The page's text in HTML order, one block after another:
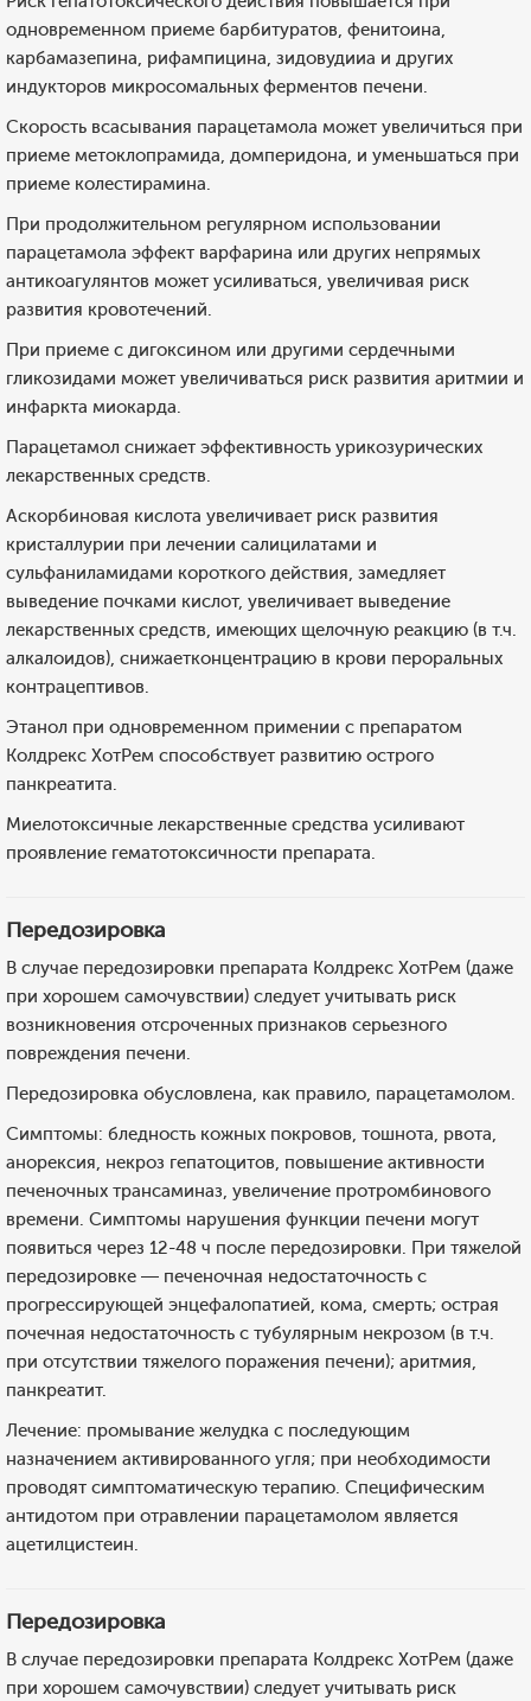
одновременном приеме барбитуратов, фенитоина,
карбамазепина, рифампицина, зидовудииа и других
индукторов микросомальных ферментов печени.
Скорость всасывания парацетамола может увеличиться при
приеме метоклопрамида, домперидона, и уменьшаться при
приеме колестирамина.
При продолжительном регулярном использовании
парацетамола эффект варфарина или других непрямых
антикоагулянтов может усиливаться, увеличивая риск
развития кровотечений.
При приеме с дигоксином или другими сердечными
гликозидами может увеличиваться риск развития аритмии и
инфаркта миокарда.
Парацетамол снижает эффективность урикозурических
лекарственных средств.
Аскорбиновая кислота увеличивает риск развития
кристаллурии при лечении салицилатами и
сульфаниламидами короткого действия, замедляет
выведение почками кислот, увеличивает выведение
лекарственных средств, имеющих щелочную реакцию (в т.ч.
алкалоидов), снижаетконцентрацию в крови пероральных
контрацептивов.
Этанол при одновременном примении с препаратом
Колдрекс ХотРем способствует развитию острого
панкреатита.
Миелотоксичные лекарственные средства усиливают
проявление гематотоксичности препарата.
Передозировка
В случае передозировки препарата Колдрекс ХотРем (даже
при хорошем самочувствии) следует учитывать риск
возникновения отсроченных признаков серьезного
повреждения печени.
Передозировка обусловлена, как правило, парацетамолом.
Симптомы: бледность кожных покровов, тошнота, рвота,
анорексия, некроз гепатоцитов, повышение активности
печеночных трансаминаз, увеличение протромбинового
времени. Симптомы нарушения функции печени могут
появиться через 12-48 ч после передозировки. При тяжелой
передозировке — печеночная недостаточность с
прогрессирующей энцефалопатией, кома, смерть; острая
почечная недостаточность с тубулярным некрозом (в т.ч.
при отсутствии тяжелого поражения печени); аритмия,
панкреатит.
Лечение: промывание желудка с последующим
назначением активированного угля; при необходимости
проводят симптоматическую терапию. Специфическим
антидотом при отравлении парацетамолом является
ацетилцистеин.
Передозировка
В случае передозировки препарата Колдрекс ХотРем (даже
при хорошем самочувствии) следует учитывать риск